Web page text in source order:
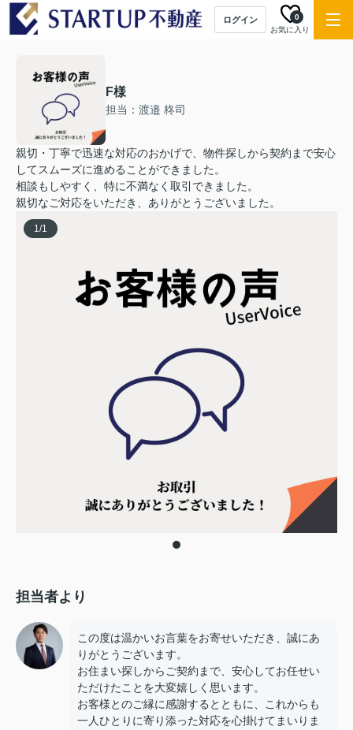
ログイン
お気に入り
0
F様
担当：渡邉 柊司
親切・丁寧で迅速な対応のおかげで、物件探しから契約まで安心
してスムーズに進めることができました。
相談もしやすく、特に不満なく取引できました。
親切なご対応をいただき、ありがとうございました。
1/1
担当者より
この度は温かいお言葉をお寄せいただき、誠にあ
りがとうございます。
お住まい探しからご契約まで、安心してお任せい
ただけたことを大変嬉しく思います。
お客様とのご縁に感謝するとともに、これからも
一人ひとりに寄り添った対応を心掛けてまいりま